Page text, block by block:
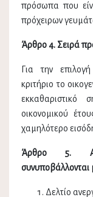
πρόσωπα που
πρόχειρων
Άρθρο 4. Σειρά
Για την
κριτήριο το
εκκαθαριστικό
οικονομικού
χαμηλότερο
Άρθρο 5.
συνυποβάλλονται
Δελτίο